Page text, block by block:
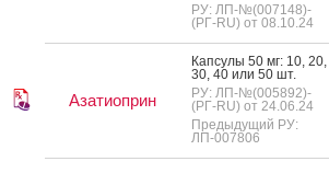
РУ: ЛП-№(007148)-
(РГ-RU) от 08.10.24
Азатиоприн
Кап­су­лы 50 мг: 10, 20,
30, 40 или 50 шт.
РУ: ЛП-№(005892)-
(РГ-RU) от 24.06.24
Предыдущий РУ:
ЛП-007806